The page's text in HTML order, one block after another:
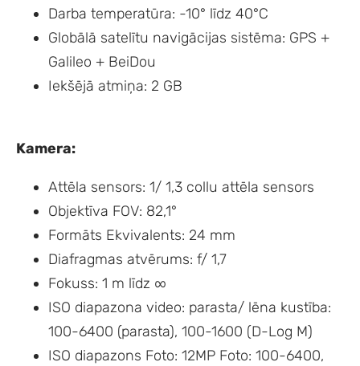
Darba temperatūra: -10° līdz 40°C
Globālā satelītu navigācijas sistēma: GPS +
Galileo + BeiDou
Iekšējā atmiņa: 2 GB
Kamera:
Attēla sensors: 1/ 1,3 collu attēla sensors
Objektīva FOV: 82,1°
Formāts Ekvivalents: 24 mm
Diafragmas atvērums: f/ 1,7
Fokuss: 1 m līdz ∞
ISO diapazona video: parasta/ lēna kustība:
100-6400 (parasta), 100-1600 (D-Log M)
ISO diapazons Foto: 12MP Foto: 100-6400,